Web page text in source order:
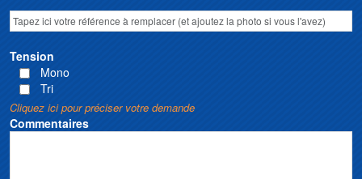
Tension
Mono
Tri
Cliquez ici pour préciser votre demande
Commentaires